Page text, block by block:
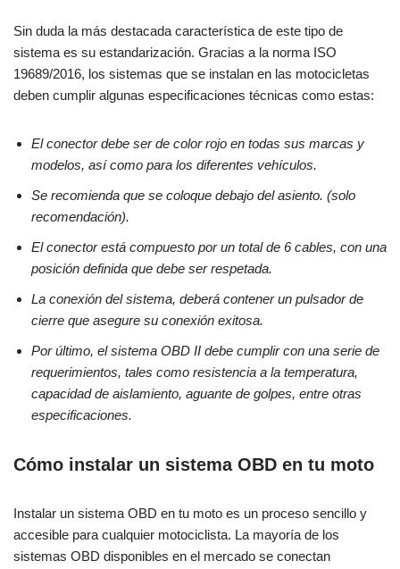
Sin duda la más destacada característica de este tipo de
sistema es su estandarización. Gracias a la norma ISO
19689/2016, los sistemas que se instalan en las motocicletas
deben cumplir algunas especificaciones técnicas como estas:
El conector debe ser de color rojo en todas sus marcas y
modelos, así como para los diferentes vehículos.
Se recomienda que se coloque debajo del asiento. (solo
recomendación).
El conector está compuesto por un total de 6 cables, con una
posición definida que debe ser respetada.
La conexión del sistema, deberá contener un pulsador de
cierre que asegure su conexión exitosa.
Por último, el sistema OBD II debe cumplir con una serie de
requerimientos, tales como resistencia a la temperatura,
capacidad de aislamiento, aguante de golpes, entre otras
especificaciones.
Cómo instalar un sistema OBD en tu moto
Instalar un sistema OBD en tu moto es un proceso sencillo y
accesible para cualquier motociclista. La mayoría de los
sistemas OBD disponibles en el mercado se conectan